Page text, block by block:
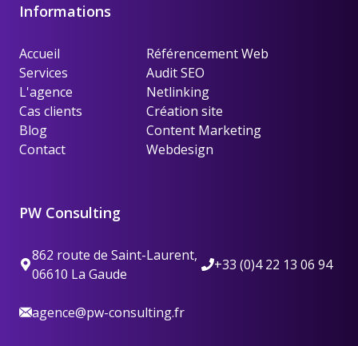
Informations
Accueil
Services
L'agence
Cas clients
Blog
Contact
Référencement Web
Audit SEO
Netlinking
Création site
Content Marketing
Webdesign
PW Consulting
862 route de Saint-Laurent,
06610 La Gaude
+33 (0)4 22 13 06 94
agence@pw-consulting.fr